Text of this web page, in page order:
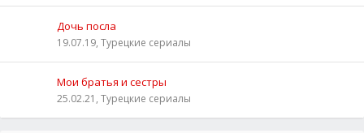
Дочь посла
19.07.19, Турецкие сериалы
Мои братья и сестры
25.02.21, Турецкие сериалы